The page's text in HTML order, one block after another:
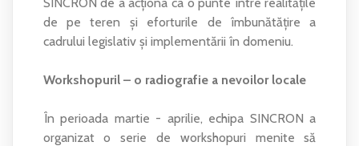
de pe teren și eforturile de îmbunătățire a
cadrului legislativ și implementării în domeniu.
Workshopuril – o radiografie a nevoilor locale
În perioada martie - aprilie, echipa SINCRON a
organizat o serie de workshopuri menite să